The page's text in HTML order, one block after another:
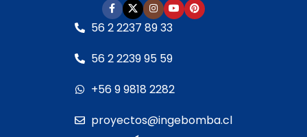
Lea cuidadosamente el
instructivo antes de la
otras opciones
• Manilla azul
Lea cuidadosamente el
56 2 2237 89 33
56 2 2239 95 59
+56 9 9818 2282
proyectos@ingebomba.cl